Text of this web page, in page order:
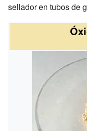
sellador en tubos de